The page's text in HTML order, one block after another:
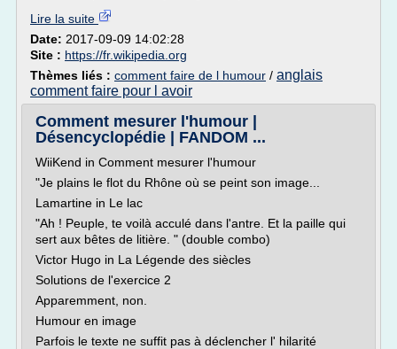
Lire la suite
Date: 2017-09-09 14:02:28
Site : https://fr.wikipedia.org
Thèmes liés : comment faire de l humour / anglais
comment faire pour l avoir
Comment mesurer l'humour |
Désencyclopédie | FANDOM ...
WiiKend in Comment mesurer l'humour
"Je plains le flot du Rhône où se peint son image...
Lamartine in Le lac
"Ah ! Peuple, te voilà acculé dans l'antre. Et la paille qui
sert aux bêtes de litière. " (double combo)
Victor Hugo in La Légende des siècles
Solutions de l'exercice 2
Apparemment, non.
Humour en image
Parfois le texte ne suffit pas à déclencher l' hilarité